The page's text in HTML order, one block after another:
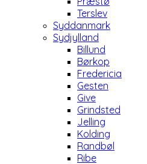
Terslev
Syddanmark
Sydjylland
Billund
Børkop
Fredericia
Gesten
Give
Grindsted
Jelling
Kolding
Randbøl
Ribe